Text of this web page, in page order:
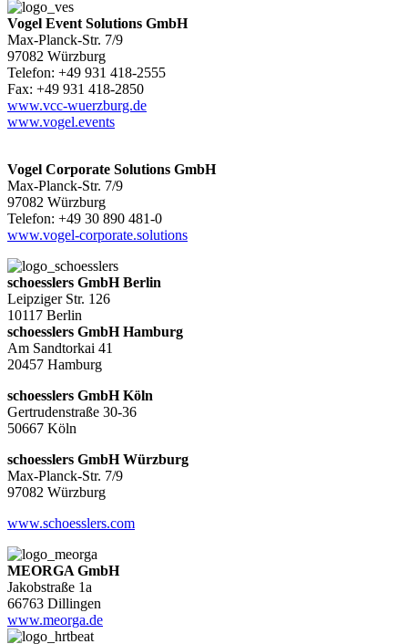
Vogel Event Solutions GmbH
Max-Planck-Str. 7/9
97082 Würzburg
Telefon: +49 931 418-2555
Fax: +49 931 418-2850
www.vcc-wuerzburg.de
www.vogel.events
Vogel Corporate Solutions GmbH
Max-Planck-Str. 7/9
97082 Würzburg
Telefon: +49 30 890 481-0
www.vogel-corporate.solutions
schoesslers GmbH Berlin
Leipziger Str. 126
10117 Berlin
schoesslers GmbH Hamburg
Am Sandtorkai 41
20457 Hamburg
schoesslers GmbH Köln
Gertrudenstraße 30-36
50667 Köln
schoesslers GmbH Würzburg
Max-Planck-Str. 7/9
97082 Würzburg
www.schoesslers.com
MEORGA GmbH
Jakobstraße 1a
66763 Dillingen
www.meorga.de